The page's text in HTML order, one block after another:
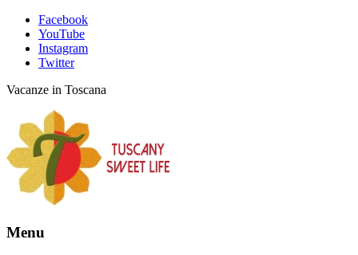
Facebook
YouTube
Instagram
Twitter
Vacanze in Toscana
Menu